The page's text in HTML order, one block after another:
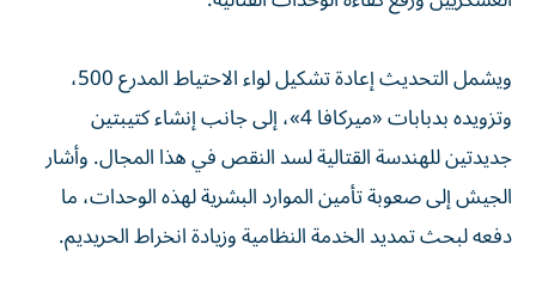
ويشمل التحديث إعادة تشكيل لواء الاحتياط المدرع 500،
وتزويده بدبابات «ميركافا 4»، إلى جانب إنشاء كتيبتين
جديدتين للهندسة القتالية لسد النقص في هذا المجال. وأشار
الجيش إلى صعوبة تأمين الموارد البشرية لهذه الوحدات، ما
دفعه لبحث تمديد الخدمة النظامية وزيادة انخراط الحريديم.